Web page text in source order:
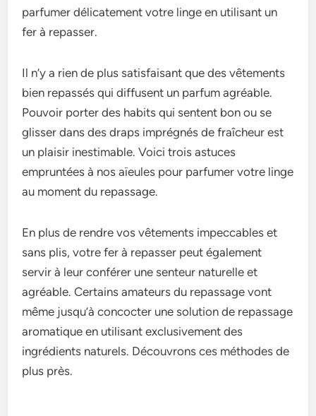
parfumer délicatement votre linge en utilisant un
fer à repasser.
Il n’y a rien de plus satisfaisant que des vêtements
bien repassés qui diffusent un parfum agréable.
Pouvoir porter des habits qui sentent bon ou se
glisser dans des draps imprégnés de fraîcheur est
un plaisir inestimable. Voici trois astuces
empruntées à nos aïeules pour parfumer votre linge
au moment du repassage.
En plus de rendre vos vêtements impeccables et
sans plis, votre fer à repasser peut également
servir à leur conférer une senteur naturelle et
agréable. Certains amateurs du repassage vont
même jusqu’à concocter une solution de repassage
aromatique en utilisant exclusivement des
ingrédients naturels. Découvrons ces méthodes de
plus près.